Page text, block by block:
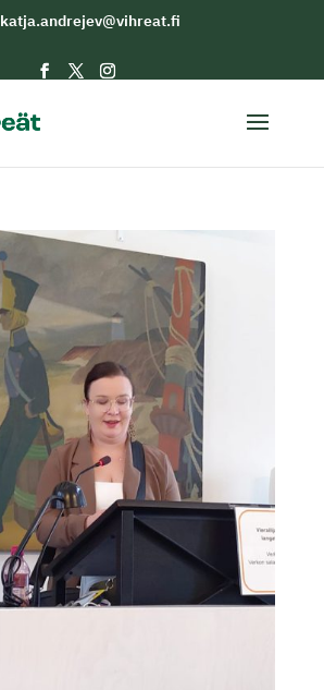
katja.andrejev@vihreat.fi